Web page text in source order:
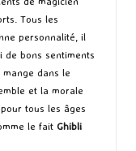
Tous les
personnalité, il
bons sentiments
dans le
et la morale
tous les âges
le fait Ghibli